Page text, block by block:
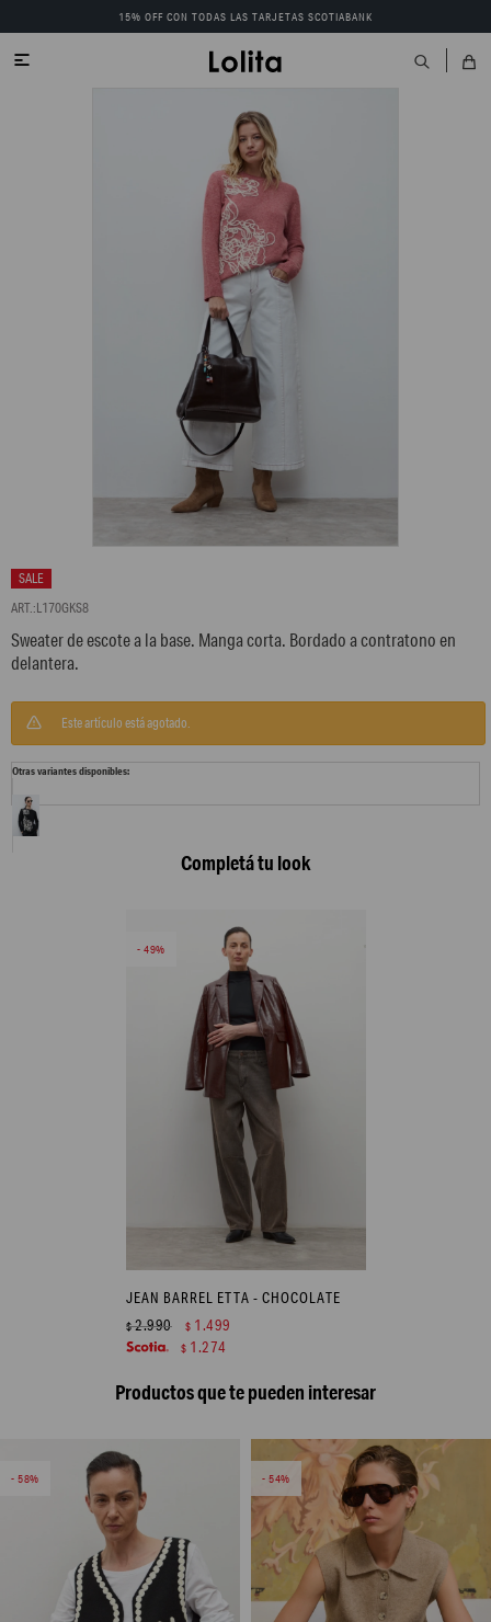
15% OFF CON TODAS LAS TARJETAS SCOTIABANK

L170GKS8
Sweater de escote a la base. Manga corta. Bordado a contratono en
delantera.
Este artículo está agotado.
Otras variantes disponibles:
Completá tu look
49
JEAN BARREL ETTA - CHOCOLATE
$2.990 $ 1.499
$ 1.274
Productos que te pueden interesar
58 54